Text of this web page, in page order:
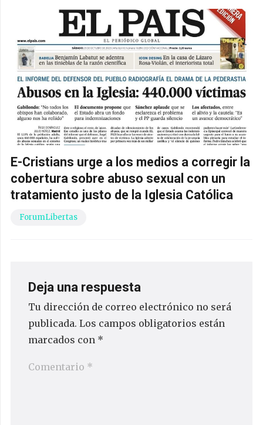
E-Cristians urge a los medios a corregir la
cobertura sobre abuso sexual con un
tratamiento justo de la Iglesia Católica
ForumLibertas
Deja una respuesta
Tu dirección de correo electrónico no será
publicada. Los campos obligatorios están
marcados con *